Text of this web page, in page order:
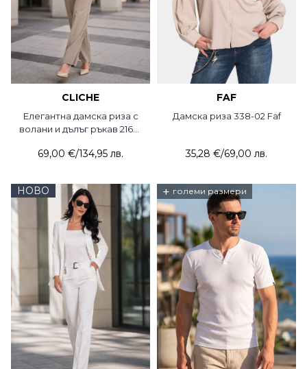
CLICHE
Елегантна дамска риза с
волани и дълъг ръкав 2169-
69,00 €/134,95 лв.
FAF
Дамска риза 338-02 Faf
35,28 €/69,00 лв.
НОВО + големи размери